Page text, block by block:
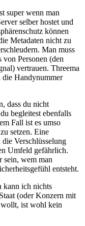
super wenn man
selber hostet und
können
Metadaten nicht zu
Man muss
von Personen (den
vertrauen. Threema
die Handynummer
dass du nicht
begleitest ebenfalls
Fall ist es umso
setzen. Eine
Verschlüsselung
Umfeld gefährlich.
sein, wem man
entsteht.
kann ich nichts
(oder Konzern mit
ist wohl kein